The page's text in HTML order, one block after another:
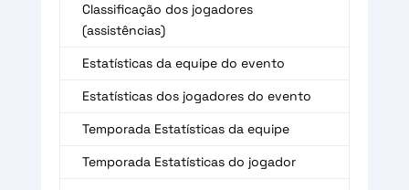
Classificação dos jogadores
(assistências)
Estatísticas da equipe do evento
Estatísticas dos jogadores do evento
Temporada Estatísticas da equipe
Temporada Estatísticas do jogador